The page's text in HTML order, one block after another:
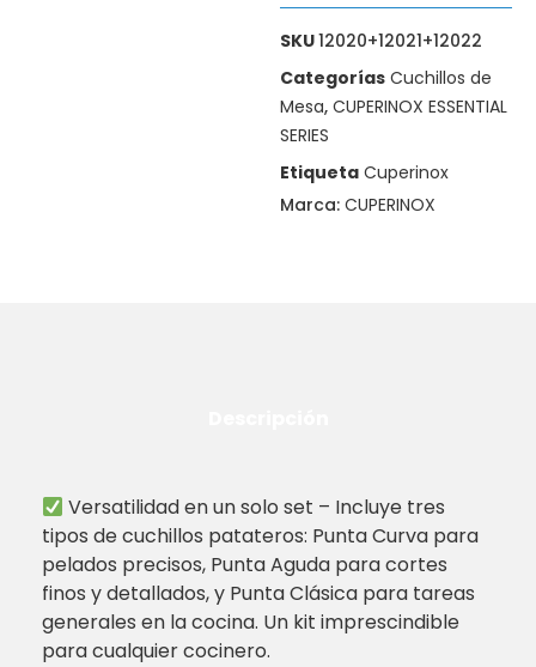
SKU12020+12021+12022
Categorías Cuchillos de
Mesa, CUPERINOX ESSENTIAL
SERIES
Etiqueta Cuperinox
Marca: CUPERINOX
Versatilidad en un solo set – Incluye tres
tipos de cuchillos patateros: Punta Curva para
pelados precisos, Punta Aguda para cortes
finos y detallados, y Punta Clásica para tareas
generales en la cocina. Un kit imprescindible
para cualquier cocinero.